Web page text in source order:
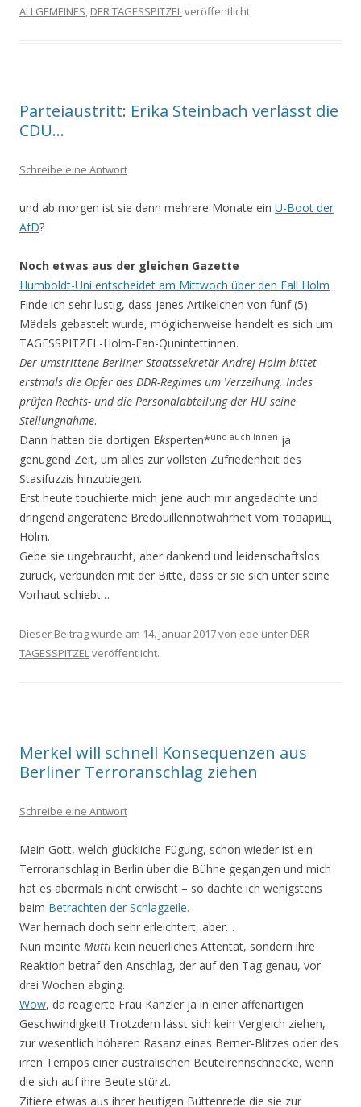
ALLGEMEINES, DER TAGESSPITZELveröffentlicht.
Parteiaustritt: Erika Steinbach verlässt die
CDU…
Schreibe eine Antwort
und ab morgen ist sie dann mehrere Monate ein U-Boot der
AfD?
Noch etwas aus der gleichen Gazette
Humboldt-Uni entscheidet am Mittwoch über den Fall Holm
Finde ich sehr lustig, dass jenes Artikelchen von fünf (5)
Mädels gebastelt wurde, möglicherweise handelt es sich um
TAGESSPITZEL-Holm-Fan-Qunintettinnen.
Der umstrittene Berliner Staatssekretär Andrej Holm bittet
erstmals die Opfer des DDR-Regimes um Verzeihung. Indes
prüfen Rechts- und die Personalabteilung der HU seine
Stellungnahme.
Dann hatten die dortigen Eksperten*und auch Innen ja
genügend Zeit, um alles zur vollsten Zufriedenheit des
Stasifuzzis hinzubiegen.
Erst heute touchierte mich jene auch mir angedachte und
dringend angeratene Bredouillennotwahrheit vom товарищ
Holm.
Gebe sie ungebraucht, aber dankend und leidenschaftslos
zurück, verbunden mit der Bitte, dass er sie sich unter seine
Vorhaut schiebt…
Dieser Beitrag wurde am 14. Januar 2017von ede unter DER
TAGESSPITZELveröffentlicht.
Merkel will schnell Konsequenzen aus
Berliner Terroranschlag ziehen
Schreibe eine Antwort
Mein Gott, welch glückliche Fügung, schon wieder ist ein
Terroranschlag in Berlin über die Bühne gegangen und mich
hat es abermals nicht erwischt – so dachte ich wenigstens
beim Betrachten der Schlagzeile.
War hernach doch sehr erleichtert, aber…
Nun meinte Mutti kein neuerliches Attentat, sondern ihre
Reaktion betraf den Anschlag, der auf den Tag genau, vor
drei Wochen abging.
Wow, da reagierte Frau Kanzler ja in einer affenartigen
Geschwindigkeit! Trotzdem lässt sich kein Vergleich ziehen,
zur wesentlich höheren Rasanz eines Berner-Blitzes oder des
irren Tempos einer australischen Beutelrennschnecke, wenn
die sich auf ihre Beute stürzt.
Zitiere etwas aus ihrer heutigen Büttenrede die sie zur